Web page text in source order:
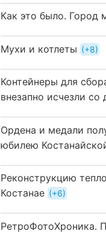
Как это было. Город
Мухи и котлеты +8
Контейнеры для
внезапно исчезли со
Ордена и медали
юбилею
Реконструкцию
Костанае
+6
РетроФотоХроника.